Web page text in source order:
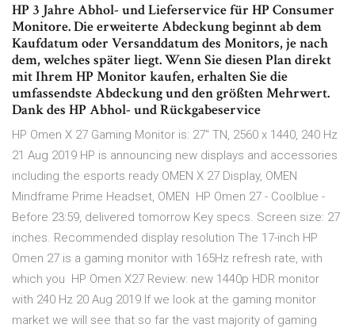
HP 3 Jahre Abhol- und Lieferservice für HP Consumer
Monitore. Die erweiterte Abdeckung beginnt ab dem
Kaufdatum oder Versanddatum des Monitors, je nach
dem, welches später liegt. Wenn Sie diesen Plan direkt
mit Ihrem HP Monitor kaufen, erhalten Sie die
umfassendste Abdeckung und den größten Mehrwert.
Dank des HP Abhol- und Rückgabeservice
HP Omen X 27 Gaming Monitor is: 27" TN, 2560 x 1440, 240 Hz
21 Aug 2019 HP is announcing new displays and accessories
including the esports ready OMEN X 27 Display, OMEN
Mindframe Prime Headset, OMEN HP Omen 27 - Coolblue -
Before 23:59, delivered tomorrow Key specs. Screen size: 27
inches. Recommended display resolution The 17-inch HP
Omen 27 is a gaming monitor with 165Hz refresh rate, with
which you HP Omen X27 Review: new 1440p HDR monitor
with 240 Hz 20 Aug 2019 If we look at the gaming monitor
market we will see that so far the vast majority of gaming